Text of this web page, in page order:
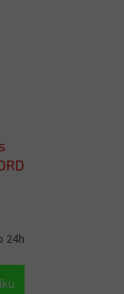
24h